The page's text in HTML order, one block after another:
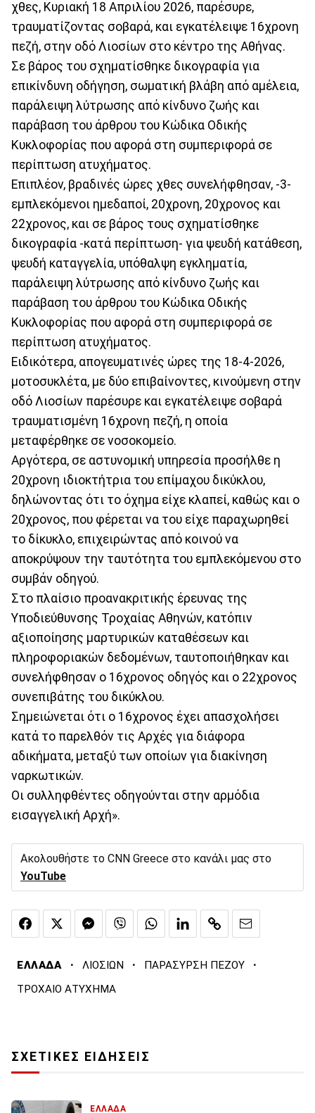
χθες, Κυριακή 18 Απριλίου 2026, παρέσυρε,
τραυματίζοντας σοβαρά, και εγκατέλειψε 16χρονη
πεζή, στην οδό Λιοσίων στο κέντρο της Αθήνας.
Σε βάρος του σχηματίσθηκε δικογραφία για
επικίνδυνη οδήγηση, σωματική βλάβη από αμέλεια,
παράλειψη λύτρωσης από κίνδυνο ζωής και
παράβαση του άρθρου του Κώδικα Οδικής
Κυκλοφορίας που αφορά στη συμπεριφορά σε
περίπτωση ατυχήματος.
Επιπλέον, βραδινές ώρες χθες συνελήφθησαν, -3-
εμπλεκόμενοι ημεδαποί, 20χρονη, 20χρονος και
22χρονος, και σε βάρος τους σχηματίσθηκε
δικογραφία -κατά περίπτωση- για ψευδή κατάθεση,
ψευδή καταγγελία, υπόθαλψη εγκληματία,
παράλειψη λύτρωσης από κίνδυνο ζωής και
παράβαση του άρθρου του Κώδικα Οδικής
Κυκλοφορίας που αφορά στη συμπεριφορά σε
περίπτωση ατυχήματος.
Ειδικότερα, απογευματινές ώρες της 18-4-2026,
μοτοσυκλέτα, με δύο επιβαίνοντες, κινούμενη στην
οδό Λιοσίων παρέσυρε και εγκατέλειψε σοβαρά
τραυματισμένη 16χρονη πεζή, η οποία
μεταφέρθηκε σε νοσοκομείο.
Αργότερα, σε αστυνομική υπηρεσία προσήλθε η
20χρονη ιδιοκτήτρια του επίμαχου δικύκλου,
δηλώνοντας ότι το όχημα είχε κλαπεί, καθώς και ο
20χρονος, που φέρεται να του είχε παραχωρηθεί
το δίκυκλο, επιχειρώντας από κοινού να
αποκρύψουν την ταυτότητα του εμπλεκόμενου στο
συμβάν οδηγού.
Στο πλαίσιο προανακριτικής έρευνας της
Υποδιεύθυνσης Τροχαίας Αθηνών, κατόπιν
αξιοποίησης μαρτυρικών καταθέσεων και
πληροφοριακών δεδομένων, ταυτοποιήθηκαν και
συνελήφθησαν ο 16χρονος οδηγός και ο 22χρονος
συνεπιβάτης του δικύκλου.
Σημειώνεται ότι ο 16χρονος έχει απασχολήσει
κατά το παρελθόν τις Αρχές για διάφορα
αδικήματα, μεταξύ των οποίων για διακίνηση
ναρκωτικών.
Οι συλληφθέντες οδηγούνται στην αρμόδια
εισαγγελική Αρχή».
Ακολουθήστε το CNN Greece στο κανάλι μας στο
YouTube
ΕΛΛΑΔΑ · ΛΙΟΣΙΩΝ · ΠΑΡΑΣΥΡΣΗ ΠΕΖΟΥ ·
ΤΡΟΧΑΙΟ ΑΤΥΧΗΜΑ
ΣΧΕΤΙΚΕΣ ΕΙΔΗΣΕΙΣ
ΕΛΛΑΔΑ